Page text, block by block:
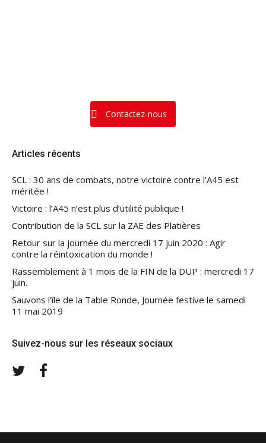
Contactez-nous
Articles récents
SCL : 30 ans de combats, notre victoire contre l’A45 est
méritée !
Victoire : l’A45 n’est plus d’utilité publique !
Contribution de la SCL sur la ZAE des Platières
Retour sur la journée du mercredi 17 juin 2020 : Agir
contre la réintoxication du monde !
Rassemblement à 1 mois de la FIN de la DUP : mercredi 17
juin.
Sauvons l’île de la Table Ronde, Journée festive le samedi
11 mai 2019
Suivez-nous sur les réseaux sociaux
Twitter